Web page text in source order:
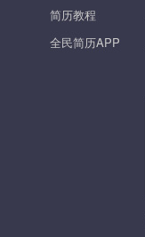
简历教程
全民简历APP